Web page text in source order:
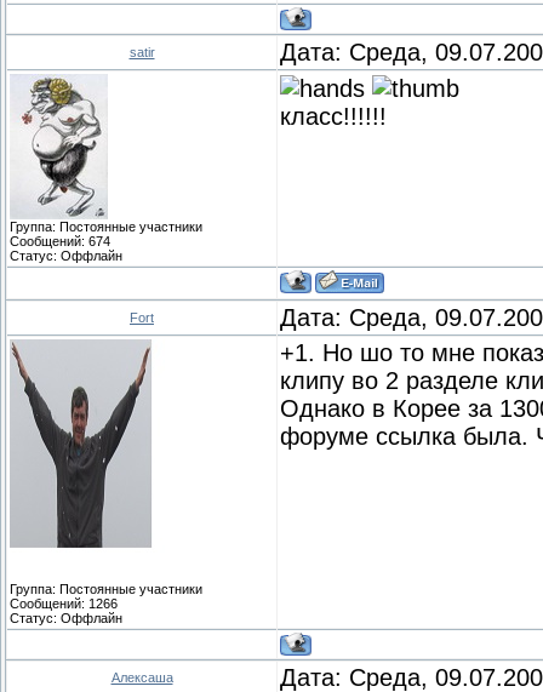
satir Дата: Среда,
Группа: Постоянные участники
Сообщений: 674
Статус: Оффлайн
класс!!!!!!
Fort Дата: Среда,
Группа: Постоянные участники
Сообщений: 1266
Статус: Оффлайн
+1. Но шо то мне
клипу во 2 разделе
Однако в Корее за
форуме ссылка была.
Алексаша Дата: Среда,